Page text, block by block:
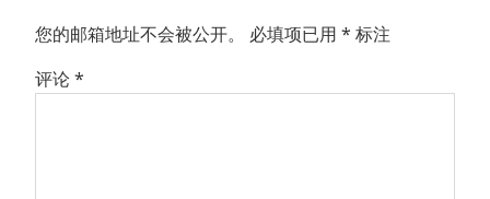
您的邮箱地址不会被公开。 必填项已用 * 标注
评论*